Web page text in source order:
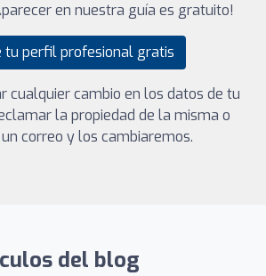
en nuestra guía es gratuito!
tu perfil profesional gratis
cualquier cambio en los datos de tu
la propiedad de la misma o
correo y los cambiaremos.
del blog